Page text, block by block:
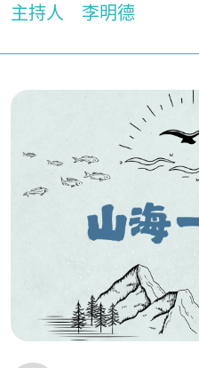
主持人 李明德